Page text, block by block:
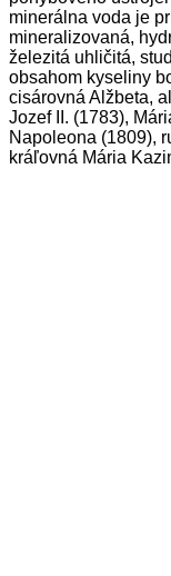
minerálna voda je
mineralizovaná,
železitá uhličitá,
obsahom kyseliny
cisárovná Alžbeta,
Jozef II. (1783),
Napoleona (1809),
kráľovná Mária